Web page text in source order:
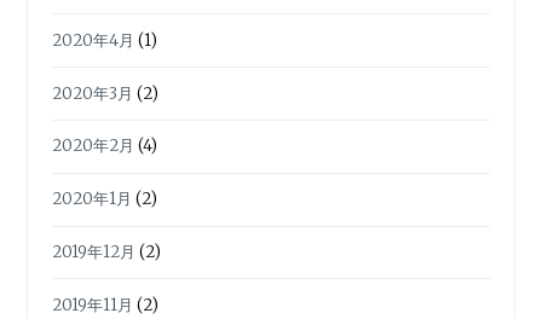
2020年4月 (1)
2020年3月 (2)
2020年2月 (4)
2020年1月 (2)
2019年12月 (2)
2019年11月 (2)